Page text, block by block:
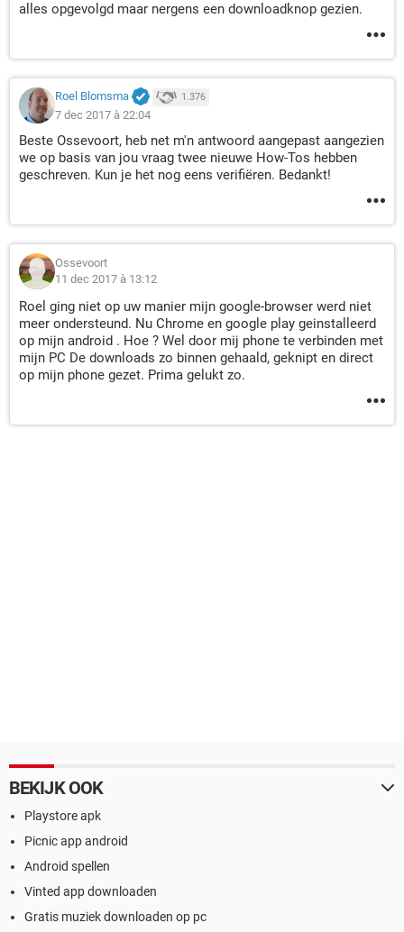
alles opgevolgd maar nergens een downloadknop gezien.
Roel Blomsma 1.376
7 dec 2017 à 22:04
Beste Ossevoort, heb net m'n antwoord aangepast aangezien
we op basis van jou vraag twee nieuwe How-Tos hebben
geschreven. Kun je het nog eens verifiëren. Bedankt!
Ossevoort
11 dec 2017 à 13:12
Roel ging niet op uw manier mijn google-browser werd niet
meer ondersteund. Nu Chrome en google play geinstalleerd
op mijn android . Hoe ? Wel door mij phone te verbinden met
mijn PC De downloads zo binnen gehaald, geknipt en direct
op mijn phone gezet. Prima gelukt zo.
BEKIJK OOK
Playstore apk
Picnic app android
Android spellen
Vinted app downloaden
Gratis muziek downloaden op pc